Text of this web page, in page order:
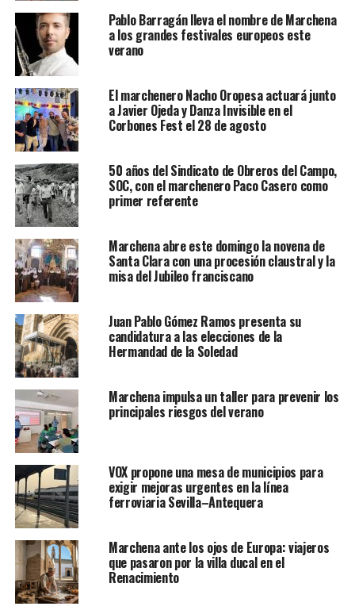
Pablo Barragán lleva el nombre de Marchena
a los grandes festivales europeos este
verano
El marchenero Nacho Oropesa actuará junto
a Javier Ojeda y Danza Invisible en el
Corbones Fest el 28 de agosto
50 años del Sindicato de Obreros del Campo,
SOC, con el marchenero Paco Casero como
primer referente
Marchena abre este domingo la novena de
Santa Clara con una procesión claustral y la
misa del Jubileo franciscano
Juan Pablo Gómez Ramos presenta su
candidatura a las elecciones de la
Hermandad de la Soledad
Marchena impulsa un taller para prevenir los
principales riesgos del verano
VOX propone una mesa de municipios para
exigir mejoras urgentes en la línea
ferroviaria Sevilla–Antequera
Marchena ante los ojos de Europa: viajeros
que pasaron por la villa ducal en el
Renacimiento